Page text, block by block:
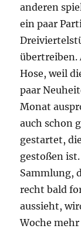
anderen
ein paar
übertreiben.
Hose, weil
paar
Monat
auch schon
gestartet,
gestoßen
Sammlung,
recht bald
aussieht,
Woche